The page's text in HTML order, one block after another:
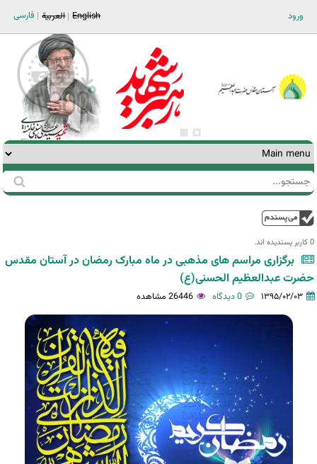
ورود فارسی العربية English
فرم
جستجو
جستجو
0 کاربر پسندیده اند.‎
برگزاری مراسم های مذهبی در ماه مبارک رمضان در آستان مقدس
حضرت عبدالعظیم الحسنی(ع)
۱۳۹۵/۰۲/۰۳ 0 دیدگاه 26446 مشاهده